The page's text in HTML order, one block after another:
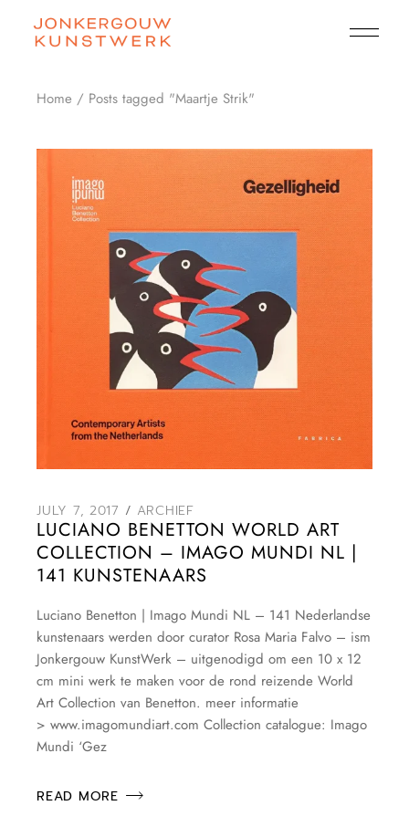
content
Home Posts tagged "Maartje Strik"
JULY 7, 2017 ARCHIEF
LUCIANO BENETTON WORLD ART
COLLECTION – IMAGO MUNDI NL |
141 KUNSTENAARS
Luciano Benetton | Imago Mundi NL – 141 Nederlandse
kunstenaars werden door curator Rosa Maria Falvo – ism
Jonkergouw KunstWerk – uitgenodigd om een 10 x 12
cm mini werk te maken voor de rond reizende World
Art Collection van Benetton. meer informatie
> www.imagomundiart.com Collection catalogue: Imago
Mundi ‘Gez
READ MORE